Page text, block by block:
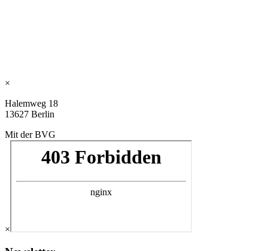
×
Halemweg 18
13627 Berlin
Mit der BVG
×